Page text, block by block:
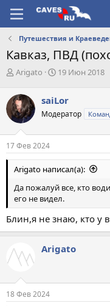
Путешествия и
Кавказ, ПВД
А
т
о
р
т
е
м
ы
Arigato
Д
а
н
ч
л
а
19 Июн 2018
saiLor
Модератор
17 Фев 2024
Arigato написал(а):
Да пожалуй все, кто
его не видел.
Блин,я не знаю, кто у
Arigato
18 Фев 2024